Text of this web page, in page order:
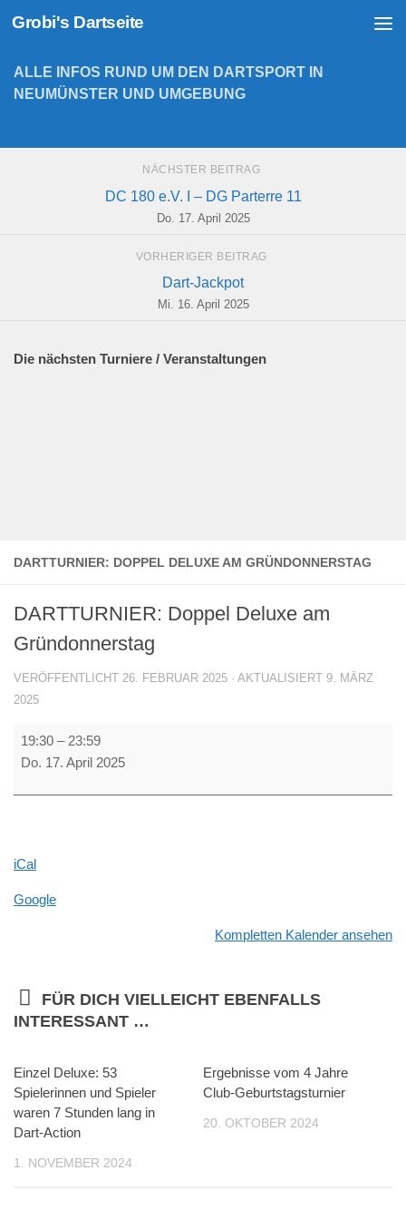
Zum Inhalt springen
Grobi's Dartseite
DARTTURNIER: DOPPEL DELUXE AM GRÜNDONNERSTAG
DARTTURNIER: Doppel Deluxe am
Gründonnerstag
VERÖFFENTLICHT 26. FEBRUAR 2025 · AKTUALISIERT 9. MÄRZ
2025
DARTTURNIER:
Doppel
am
19:30 – 23:59
Do. 17. April 2025
iCal
Google
Kompletten Kalender ansehen
FÜR DICH VIELLEICHT EBENFALLS
INTERESSANT …
Einzel Deluxe: 53
Spielerinnen und Spieler
waren 7 Stunden lang in
Dart-Action
1. NOVEMBER 2024
Ergebnisse vom 4 Jahre
Club-Geburtstagsturnier
20. OKTOBER 2024
ALLE INFOS RUND UM DEN DARTSPORT IN
NEUMÜNSTER UND UMGEBUNG
NÄCHSTER BEITRAG
DC 180 e.V. I – DG Parterre 11
Do. 17. April 2025
VORHERIGER BEITRAG
Dart-Jackpot
Mi. 16. April 2025
Die nächsten Turniere / Veranstaltungen